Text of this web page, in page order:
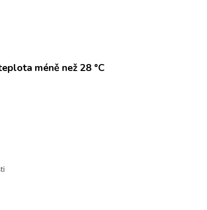
méně než 28 °C